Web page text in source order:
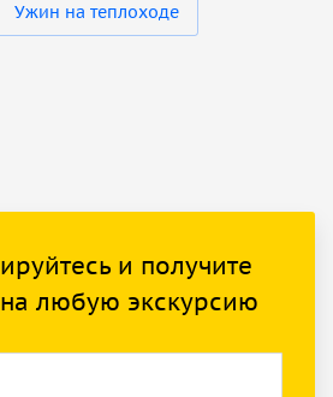
Ужин на теплоходе
и получите
на любую экскурсию